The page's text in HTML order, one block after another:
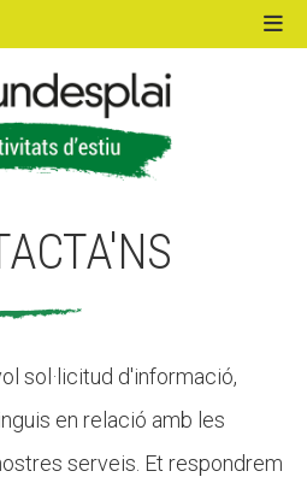
sol·licitud d'informació,
en relació amb les
serveis. Et respondrem
D'ESTIU